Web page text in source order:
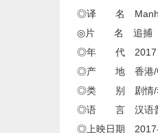
◎译 名
◎片 名 追捕
◎年 代 2017
◎产 地 香港/
◎类 别 剧情/
◎语 言 汉语普
◎上映日期 2017-